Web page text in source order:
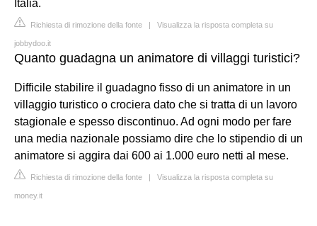
Italia.
Richiesta di rimozione della fonte | Visualizza la risposta completa su
jobbydoo.it
Quanto guadagna un animatore di villaggi turistici?
Difficile stabilire il guadagno fisso di un animatore in un
villaggio turistico o crociera dato che si tratta di un lavoro
stagionale e spesso discontinuo. Ad ogni modo per fare
una media nazionale possiamo dire che lo stipendio di un
animatore si aggira dai 600 ai 1.000 euro netti al mese.
Richiesta di rimozione della fonte | Visualizza la risposta completa su
money.it